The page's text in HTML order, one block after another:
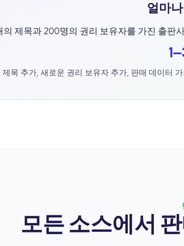
얼마
제목과 200명의 권리 보유자를 가진 출판
제목 추가, 새로운 권리 보유자 추가, 판매 데이터
모든 소스에서